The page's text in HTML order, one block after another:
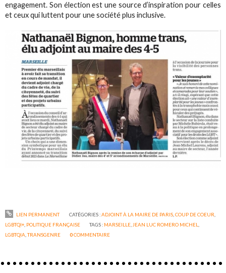
engagement. Son élection est une source d’inspiration pour celles
et ceux qui luttent pour une société plus inclusive.
LIEN PERMANENT CATÉGORIES :ADJOINT À LA MAIRE DE PARIS, COUP DE COEUR
LGBTQI+ POLITIQUE FRANÇAISE TAGS : MARSEILLE JEAN LUC ROMERO MICHEL
LGBTQIA ,TRANSGENRE 0COMMENTAIRE